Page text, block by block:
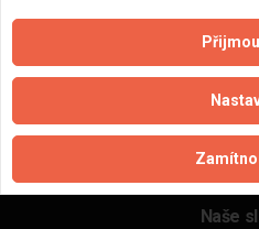
Zásady pro
Obchodní
Obchodní
Naše excelové
Naše